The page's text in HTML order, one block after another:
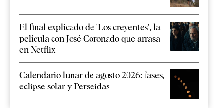
El final explicado de 'Los creyentes', la
película con José Coronado que arrasa
en Netflix
Calendario lunar de agosto 2026: fases,
eclipse solar y Perseidas